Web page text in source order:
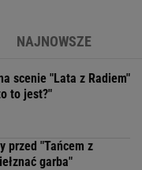
NAJNOWSZE
scenie "Lata z Radiem"
to jest?"
przed "Tańcem z
garba"